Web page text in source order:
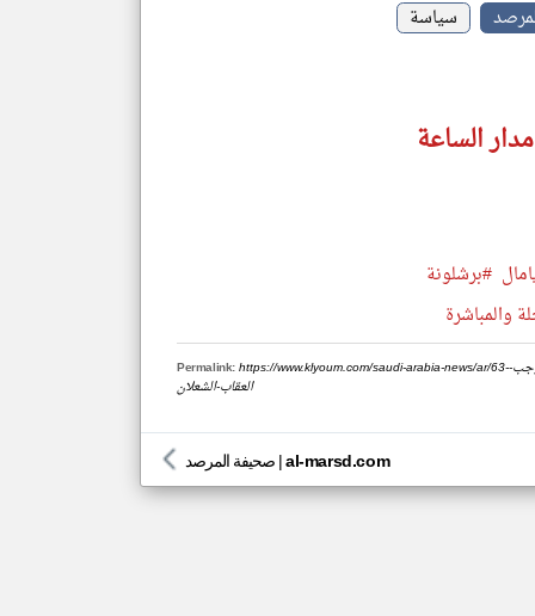
سياسة
الساعة
#برشلونة
والمباشرة
Permalink:https://www.klyoum.com/saudi-arabia-news/ar/63-هل-تصوير-الشرطة-أثنا-القبض-على-المجرمين-أو-شخص-مطلوب-يعد-جريمة-تستوجب-
العقاب-الشعلان
صحيفة المرصد |al-marsd.com